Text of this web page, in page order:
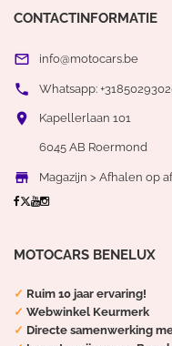
CONTACTINFORMATIE
 info@motocars.be
 Whatsapp:
 Kapellerlaan 101
6045 AB Roermond
 Magazijn > Afhalen op
MOTOCARS BENELUX
✓ Ruim 10 jaar ervaring!
✓ Webwinkel Keurmerk
✓ Directe samenwerking